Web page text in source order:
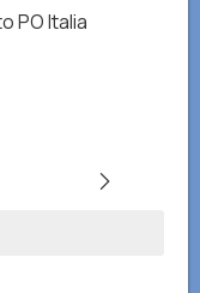
PO Italia